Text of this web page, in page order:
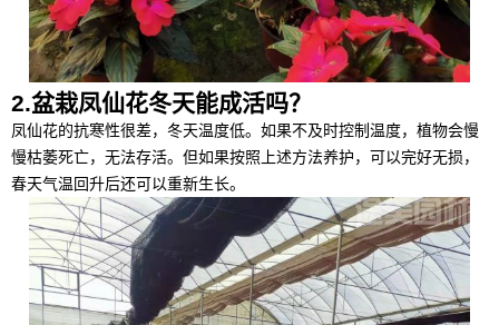
2.盆栽凤仙花冬天能成活吗？
凤仙花的抗寒性很差，冬天温度低。如果不及时控制温度，植物会慢
慢枯萎死亡，无法存活。但如果按照上述方法养护，可以完好无损，
春天气温回升后还可以重新生长。